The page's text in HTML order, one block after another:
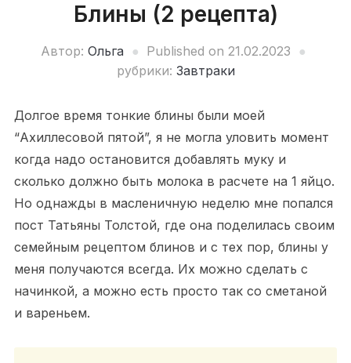
Блины (2 рецепта)
Автор: Ольга Published on 21.02.2023
рубрики: Завтраки
Долгое время тонкие блины были моей
“Ахиллесовой пятой”, я не могла уловить момент
когда надо остановится добавлять муку и
сколько должно быть молока в расчете на 1 яйцо.
Но однажды в масленичную неделю мне попался
пост Татьяны Толстой, где она поделилась своим
семейным рецептом блинов и с тех пор, блины у
меня получаются всегда. Их можно сделать с
начинкой, а можно есть просто так со сметаной
и вареньем.